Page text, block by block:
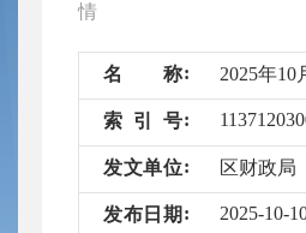
情
名 称
索 引 号
发文单位 区财政局
发布 日 期 2025-10-